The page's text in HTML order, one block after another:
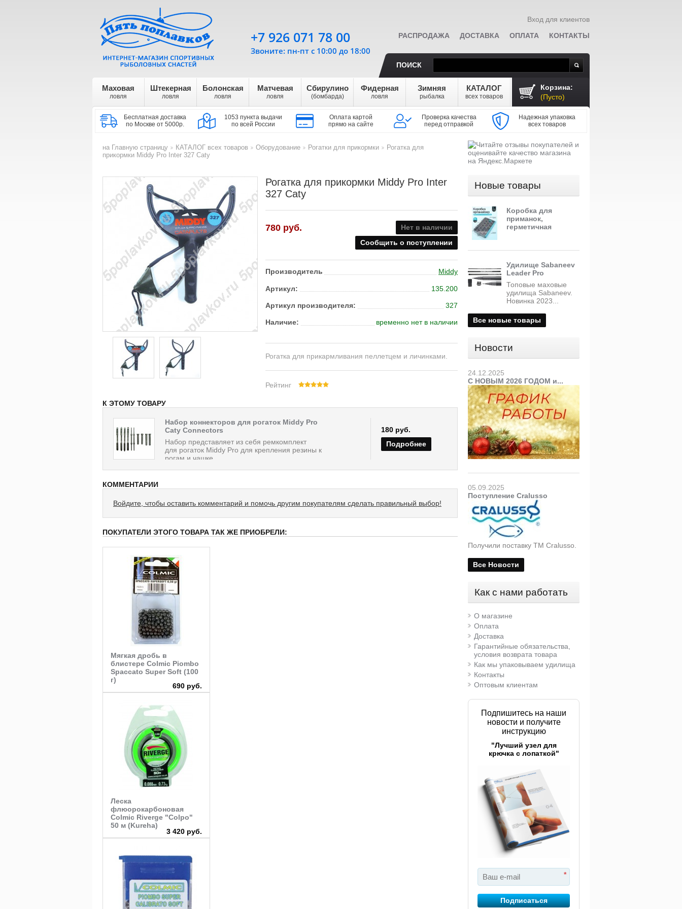
Вход для клиентов
Корзина:
(Пусто)
РАСПРОДАЖА ДОСТАВКА ОПЛАТА КОНТАКТЫ
ПОИСК
Маховая
ловля
Штекерная
ловля
Болонская
ловля
Матчевая
ловля
Сбирулино
(бомбарда)
Фидерная
ловля
Зимняя
рыбалка
КАТАЛОГ
всех товаров
Бесплатная доставка
по Москве от 5000р.
1053 пункта выдачи
по всей России
Оплата картой
прямо на сайте
Проверка качества
перед отправкой
Надежная упаковка
всех товаров
+7 926 071 78 00
Звоните: пн-пт с 10:00 до 18:00
на Главную страницу
>
КАТАЛОГ всех товаров
Оборудование
Рогатки для прикормки
Рогатка для
прикормки Middy Pro Inter 327 Caty
Рогатка для прикормки Middy Pro Inter
327 Caty
780 руб.
Нет в наличии
Сообщить о поступлении
Производитель Middy
Артикул: 135.200
Артикул производителя: 327
Наличие: временно нет в наличии
Рогатка для прикармливания пеллетцем и личинками.
Рейтинг
К ЭТОМУ ТОВАРУ
Набор коннекторов для рогаток Middy Pro
Caty Connectors
Набор представляет из себя ремкомплект
для рогаток Middy Pro для крепления резины к
рогам и чашке.
180 руб.
Подробнее
КОММЕНТАРИИ
Войдите, чтобы оставить комментарий и помочь другим покупателям сделать правильный выбор!
ПОКУПАТЕЛИ ЭТОГО ТОВАРА ТАК ЖЕ ПРИОБРЕЛИ:
Мягкая дробь в
блистере Colmic Piombo
Spaccato Super Soft (100
г)
690 руб.
Леска
флюорокарбоновая
Colmic Riverge "Colpo"
50 м (Kureha)
3 420 руб.
Новые товары
Коробка для
приманок,
герметичная
Удилище Sabaneev
Leader Pro
Топовые маховые
удилища Sabaneev.
Новинка 2023...
Все новые товары
Новости
24.12.2025
С НОВЫМ 2026 ГОДОМ и...
05.09.2025
Поступление Cralusso
Получили поставку ТМ Cralusso.
Все Новости
Как с нами работать
О магазине
Оплата
Доставка
Гарантийные обязательства,
условия возврата товара
Как мы упаковываем удилища
Контакты
Оптовым клиентам
Подпишитесь на наши
новости и получите
инструкцию
"Лучший узел для
крючка с лопаткой"
*
Подписаться